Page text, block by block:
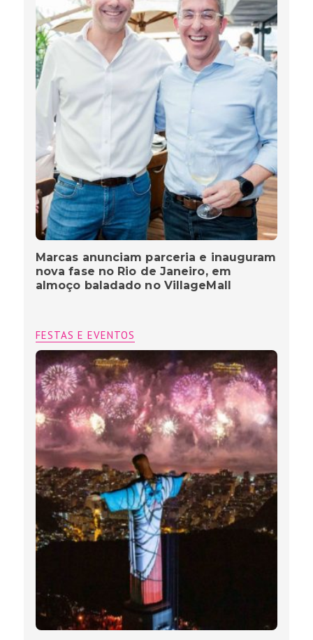
Marcas anunciam parceria e inauguram
nova fase no Rio de Janeiro, em
almoço baladado no VillageMall
FESTAS E EVENTOS